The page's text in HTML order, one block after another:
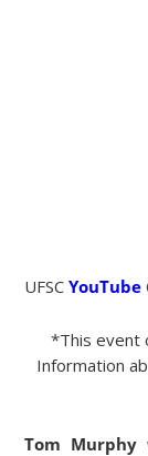
UFSCYouTube
*This event
Information
Tom Murphy